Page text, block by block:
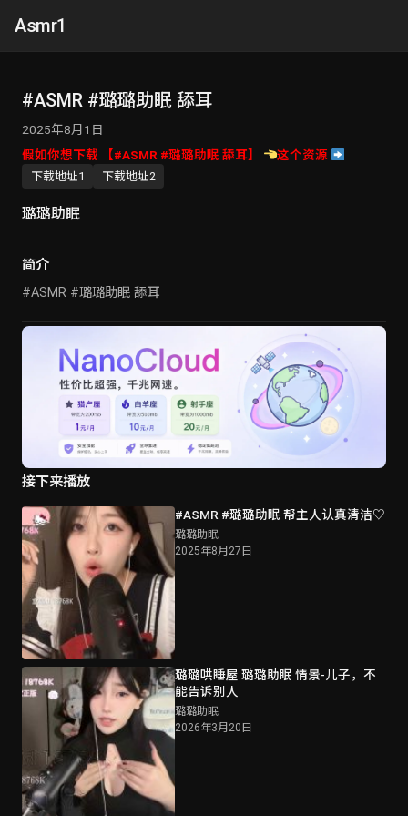
Asmr1
#ASMR #璐璐助眠 舔耳
2025年8月1日
假如你想下载 【#ASMR #璐璐助眠 舔耳】
这个资源
下载地址1 下载地址2
璐璐助眠
简介
#ASMR #璐璐助眠 舔耳
接下来播放
#ASMR #璐璐助眠 帮主人认真清洁♡
璐璐助眠
2025年8月27日
璐璐哄睡屋 璐璐助眠 情景-儿子，不
能告诉别人
璐璐助眠
2026年3月20日